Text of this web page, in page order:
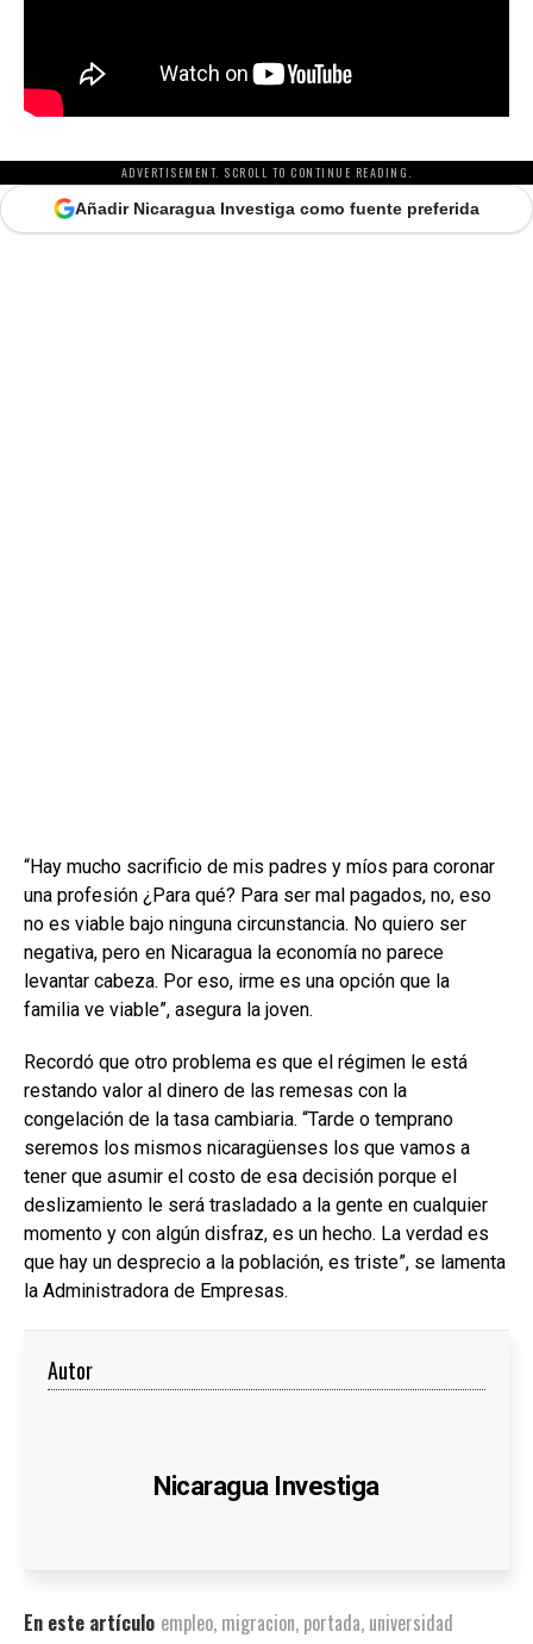
ADVERTISEMENT. SCROLL TO CONTINUE READING.
Añadir Nicaragua Investiga como fuente preferida
“Hay mucho sacrificio de mis padres y míos para coronar
una profesión ¿Para qué? Para ser mal pagados, no, eso
no es viable bajo ninguna circunstancia. No quiero ser
negativa, pero en Nicaragua la economía no parece
levantar cabeza. Por eso, irme es una opción que la
familia ve viable”, asegura la joven.
Recordó que otro problema es que el régimen le está
restando valor al dinero de las remesas con la
congelación de la tasa cambiaria. “Tarde o temprano
seremos los mismos nicaragüenses los que vamos a
tener que asumir el costo de esa decisión porque el
deslizamiento le será trasladado a la gente en cualquier
momento y con algún disfraz, es un hecho. La verdad es
que hay un desprecio a la población, es triste”, se lamenta
la Administradora de Empresas.
Autor
Nicaragua Investiga
En este artículo empleo, migracion, portada, universidad